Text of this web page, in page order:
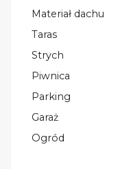
Materiał dachu
Taras
Strych
Piwnica
Parking
Garaż
Ogród